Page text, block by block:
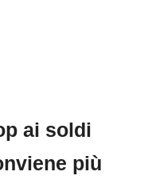
ai soldi
più